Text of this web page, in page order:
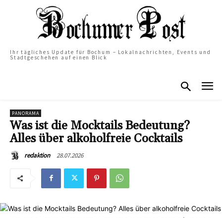
Ihr tägliches Update für Bochum – Lokalnachrichten, Events und
Stadtgeschehen auf einen Blick
PANORAMA
Was ist die Mocktails Bedeutung?
Alles über alkoholfreie Cocktails
redaktion 28.07.2026